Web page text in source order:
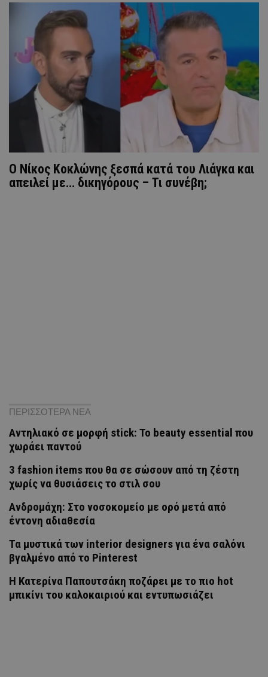
O Nίκος Κοκλώνης ξεσπά κατά του Λιάγκα και
απειλεί με… δικηγόρους – Τι συνέβη;
ΠΕΡΙΣΣΟΤΕΡΑ ΝΕΑ
Αντηλιακό σε μορφή stick: Το beauty essential που
χωράει παντού
3 fashion items που θα σε σώσουν από τη ζέστη
χωρίς να θυσιάσεις το στιλ σου
Ανδρομάχη: Στο νοσοκομείο με ορό μετά από
έντονη αδιαθεσία
Τα μυστικά των interior designers για ένα σαλόνι
βγαλμένο από το Pinterest
Η Κατερίνα Παπουτσάκη ποζάρει με το πιο hot
μπικίνι του καλοκαιριού και εντυπωσιάζει